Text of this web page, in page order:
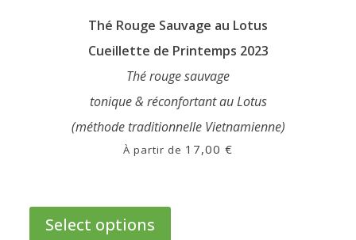
Thé Rouge Sauvage au Lotus
Cueillette de Printemps 2023
Thé rouge sauvage
tonique & réconfortant au Lotus
(méthode traditionnelle Vietnamienne)
À partir de 17,00 €
Select options